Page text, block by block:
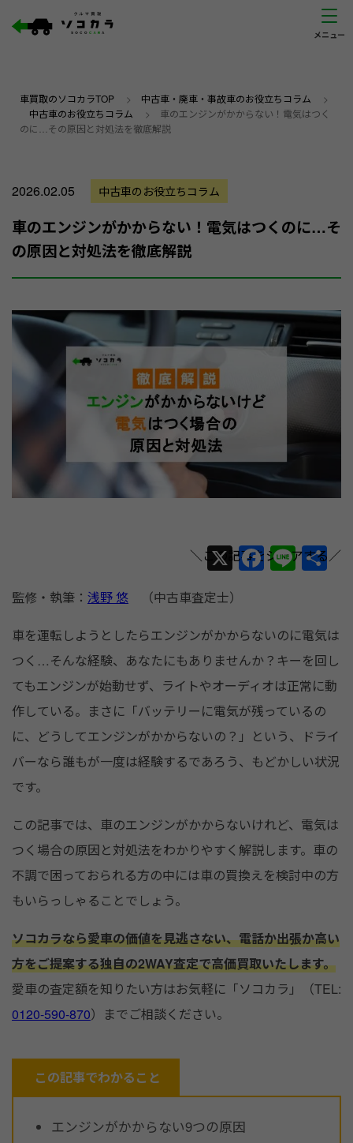
車買取のソコカラTOP > 中古車・廃車・事故車のお役立ちコラム >
中古車のお役立ちコラム > 車のエンジンがかからない！電気はつく
のに…その原因と対処法を徹底解説
2026.02.05 中古車のお役立ちコラム
車のエンジンがかからない！電気はつくのに…そ
の原因と対処法を徹底解説
X F
e
b
o
o
k
Li 共
監修・執筆： 浅野 悠 （中古車査定士）
車を運転しようとしたらエンジンがかからないのに電気は
つく…そんな経験、あなたにもありませんか？キーを回し
てもエンジンが始動せず、ライトやオーディオは正常に動
作している。まさに「バッテリーに電気が残っているの
に、どうしてエンジンがかからないの？」という、ドライ
バーなら誰もが一度は経験するであろう、もどかしい状況
です。
この記事では、車のエンジンがかからないけれど、電気は
つく場合の原因と対処法をわかりやすく解説します。車の
不調で困っておられる方の中には車の買換えを検討中の方
もいらっしゃることでしょう。
ソコカラなら愛車の価値を見逃さない、電話か出張か高い
方をご提案する独自の2WAY査定で高価買取いたします。
愛車の査定額を知りたい方はお気軽に「ソコカラ」（TEL:
0120-590-870）までご相談ください。
この記事でわかること
エンジンがかからない9つの原因